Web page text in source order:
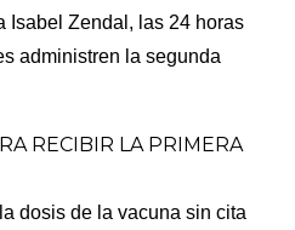
Isabel Zendal, las 24 horas
administren la segunda
RECIBIR LA PRIMERA
dosis de la vacuna sin cita